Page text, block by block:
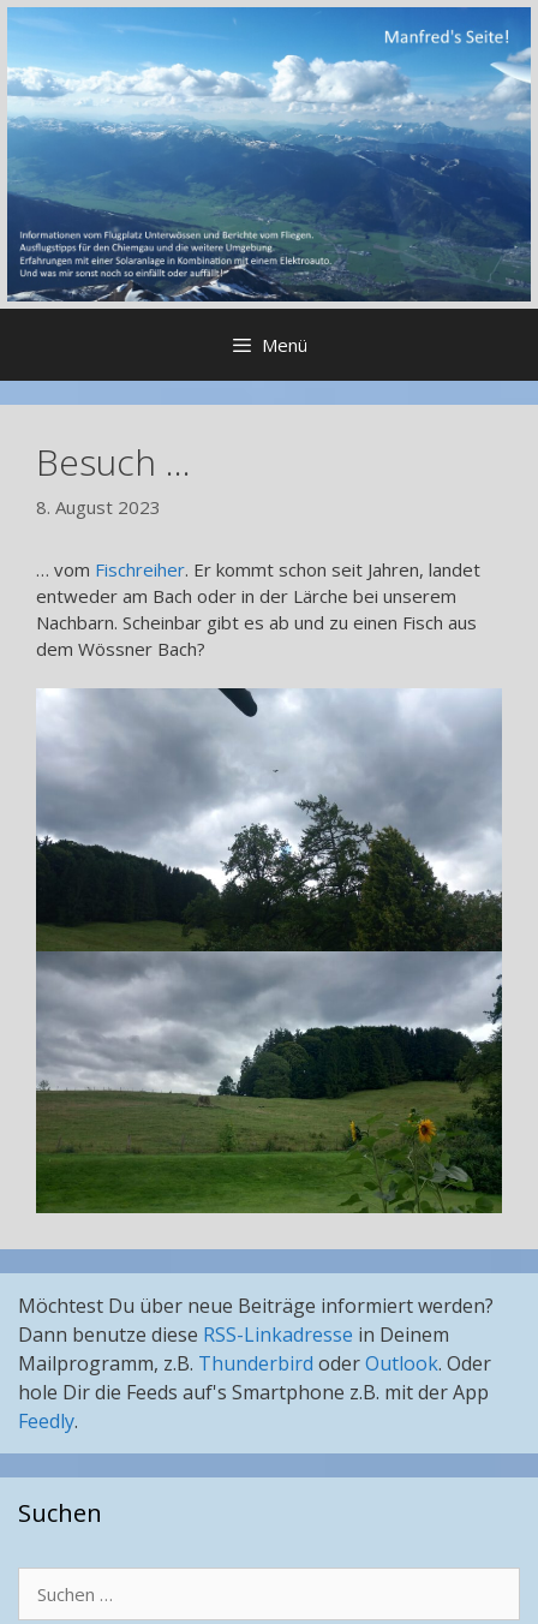
Zum
springen
Menü
Besuch …
8. August 2023
… vom Fischreiher. Er kommt schon seit Jahren, landet
entweder am Bach oder in der Lärche bei unserem
Nachbarn. Scheinbar gibt es ab und zu einen Fisch aus
dem Wössner Bach?
Möchtest Du über neue Beiträge informiert werden?
Dann benutze diese RSS-Linkadresse in Deinem
Mailprogramm, z.B. Thunderbird oderOutlook. Oder
hole Dir die Feeds auf's Smartphone z.B. mit der App
Feedly.
Suchen
nach: